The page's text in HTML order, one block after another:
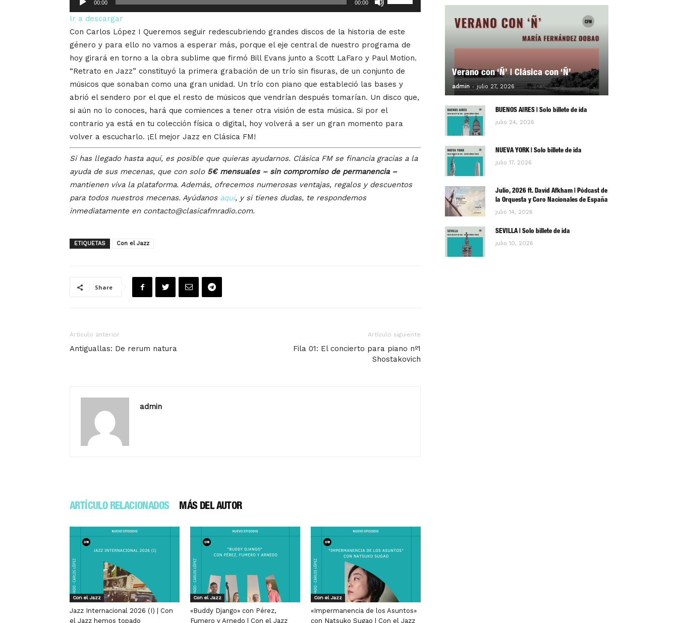
de
audio
00:00 00:00
las
de
flecha
arriba/abajo
para
aumentar
o
disminuir
el
Ir a descargar
Con Carlos López I Queremos seguir redescubriendo grandes discos de la historia de este
género y para ello no vamos a esperar más, porque el eje central de nuestro programa de
hoy girará en torno a la obra sublime que firmó Bill Evans junto a Scott LaFaro y Paul Motion.
“Retrato en Jazz” constituyó la primera grabación de un trío sin fisuras, de un conjunto de
músicos que sonaban como una gran unidad. Un trío con piano que estableció las bases y
abrió el sendero por el que el resto de músicos que vendrían después tomarían. Un disco que,
si aún no lo conoces, hará que comiences a tener otra visión de esta música. Si por el
contrario ya está en tu colección física o digital, hoy volverá a ser un gran momento para
volver a escucharlo. ¡El mejor Jazz en Clásica FM!
Si has llegado hasta aquí, es posible que quieras ayudarnos. Clásica FM se financia gracias a la
ayuda de sus mecenas, que con solo 5€ mensuales – sin compromiso de permanencia –
mantienen viva la plataforma. Además, ofrecemos numerosas ventajas, regalos y descuentos
para todos nuestros mecenas. Ayúdanos aquí, y si tienes dudas, te respondemos
inmediatamente en contacto@clasicafmradio.com.
ETIQUETAS Con el Jazz
Share
Artículo anterior
Antiguallas: De rerum natura
Artículo siguiente
Fila 01: El concierto para piano nº1
Shostakovich
admin
ARTÍCULO RELACIONADOS MÁS DEL AUTOR
Con el Jazz
Jazz Internacional 2026 (I) | Con
el Jazz hemos topado
Con el Jazz
«Buddy Django» con Pérez,
Fumero y Arnedo | Con el Jazz
Con el Jazz
«Impermanencia de los Asuntos»
con Natsuko Sugao | Con el Jazz
Verano con ‘Ñ’ | Clásica con ‘Ñ’
admin - julio 27, 2026 0
BUENOS AIRES | Solo billete de ida
julio 24, 2026
NUEVA YORK | Solo billete de ida
julio 17, 2026
Julio, 2026 ft. David Afkham | Pódcast de
la Orquesta y Coro Nacionales de España
julio 14, 2026
SEVILLA | Solo billete de ida
julio 10, 2026